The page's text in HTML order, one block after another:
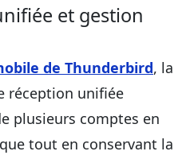
et gestion
de Thunderbird, la
réception unifiée
plusieurs comptes en
tout en conservant la